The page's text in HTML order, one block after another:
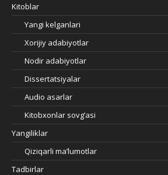
Kitoblar
Yangi kelganlari
Xorijiy adabiyotlar
Nodir adabiyotlar
Dissertatsiyalar
Audio asarlar
Kitobxonlar sovg’asi
Yangiliklar
Qiziqarli ma’lumotlar
Tadbirlar